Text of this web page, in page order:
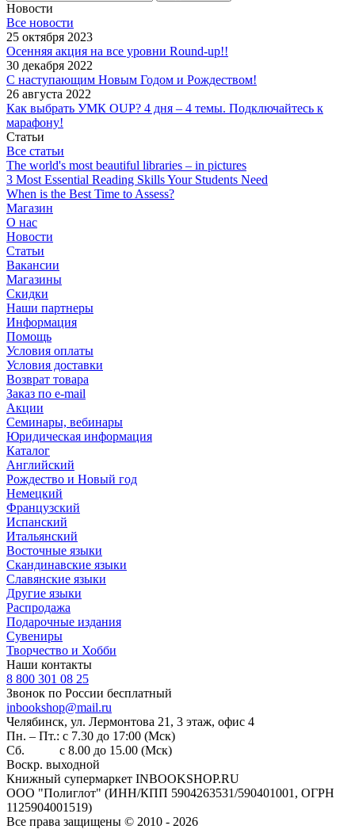
Новости
Все новости
25 октября 2023
Осенняя акция на все уровни Round-up!!
30 декабря 2022
С наступающим Новым Годом и Рождеством!
26 августа 2022
Как выбрать УМК OUP? 4 дня – 4 темы. Подключайтесь к
марафону!
Статьи
Все статьи
The world's most beautiful libraries – in pictures
3 Most Essential Reading Skills Your Students Need
When is the Best Time to Assess?
Магазин
О нас
Новости
Статьи
Вакансии
Магазины
Скидки
Наши партнеры
Информация
Помощь
Условия оплаты
Условия доставки
Возврат товара
Заказ по e-mail
Акции
Семинары, вебинары
Юридическая информация
Каталог
Английский
Рождество и Новый год
Немецкий
Французский
Испанский
Итальянский
Восточные языки
Скандинавские языки
Славянские языки
Другие языки
Распродажа
Подарочные издания
Сувениры
Творчество и Хобби
Наши контакты
8 800 301 08 25
Звонок по России бесплатный
inbookshop@mail.ru
Челябинск, ул. Лермонтова 21, 3 этаж, офис 4
Пн. – Пт.: с 7.30 до 17:00 (Мск)
Сб. с 8.00 до 15.00 (Мск)
Воскр. выходной
Книжный супермаркет INBOOKSHOP.RU
ООО "Полиглот" (ИНН/КПП 5904263531/590401001, ОГРН
1125904001519)
Все права защищены © 2010 - 2026